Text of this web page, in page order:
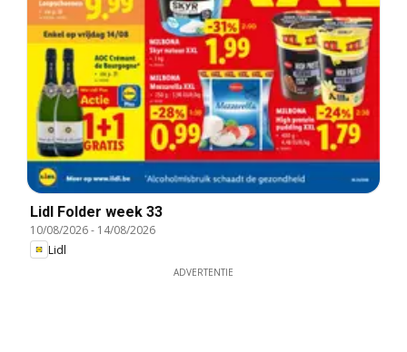
Lidl Folder week 33
10/08/2026- 14/08/2026
Lidl
ADVERTENTIE